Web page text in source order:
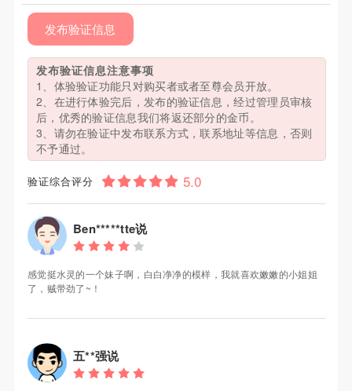
发布验证信息
发布验证信息注意事项
1、体验验证功能只对购买者或者至尊会员开放。
2、在进行体验完后，发布的验证信息，经过管理员审核
后，优秀的验证信息我们将返还部分的金币。
3、请勿在验证中发布联系方式，联系地址等信息，否则
不予通过。
验证综合评分
Ben*****tte说
感觉挺水灵的一个妹子啊，白白净净的模样，我就喜欢嫩嫩的小姐姐
了，贼带劲了~！
五**强说